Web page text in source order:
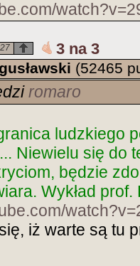
3 na 3
(52465
romaro
ludzkiego
Niewielu się do
będzie
Wykład
iż warte są tu